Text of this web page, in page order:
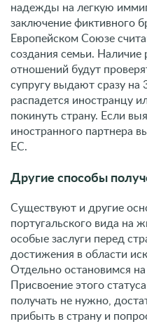
надежды на легкую
заключение фиктивного
Европейском Союзе
создания семьи.
отношений будут
супругу выдают сразу на
распадется иностранцу
покинуть страну. Если
иностранного партнера
ЕС.
Другие способы
Существуют и другие
португальского вида на
особые заслуги перед
достижения в области
Отдельно остановимся
Присвоение этого
получать не нужно,
прибыть в страну и